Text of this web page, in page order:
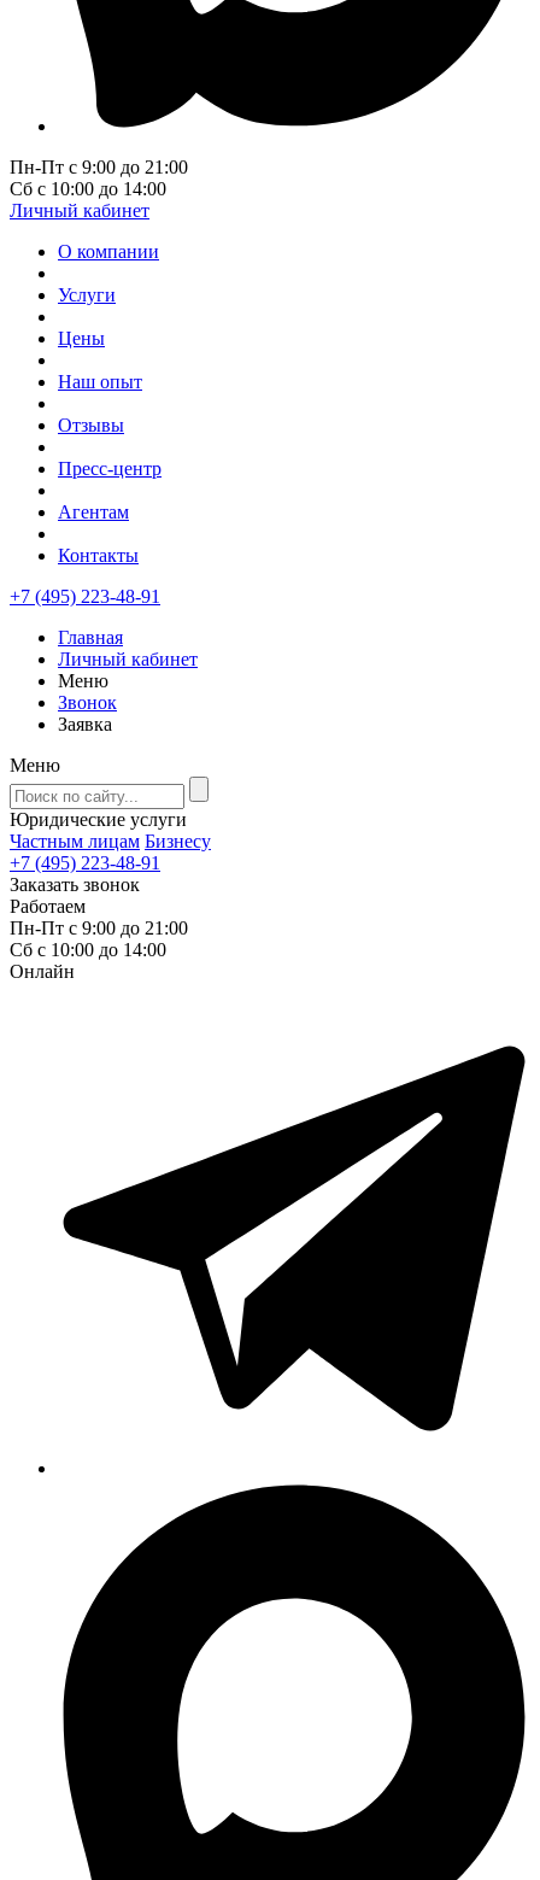
Пн-Пт с 9:00 до 21:00
Сб с 10:00 до 14:00
Личный кабинет
О компании
Услуги
Цены
Наш опыт
Отзывы
Пресс-центр
Агентам
Контакты
+7 (495) 223-48-91
Главная
Личный кабинет
Меню
Звонок
Заявка
Меню
Юридические услуги
Частным лицам Бизнесу
+7 (495) 223-48-91
Заказать звонок
Работаем
Пн-Пт с 9:00 до 21:00
Сб с 10:00 до 14:00
Онлайн